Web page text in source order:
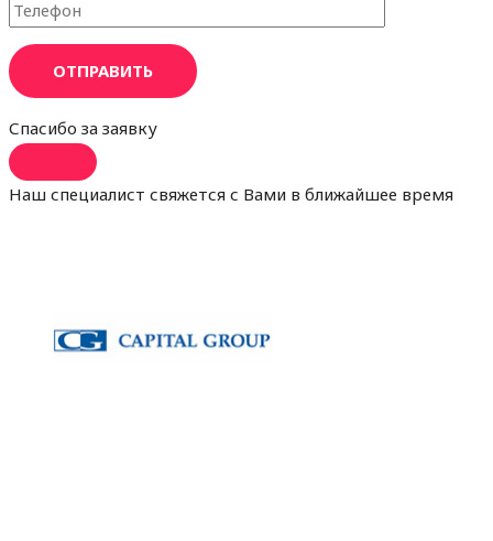
ОТПРАВИТЬ
Спасибо за заявку
Наш специалист свяжется с Вами в ближайшее время